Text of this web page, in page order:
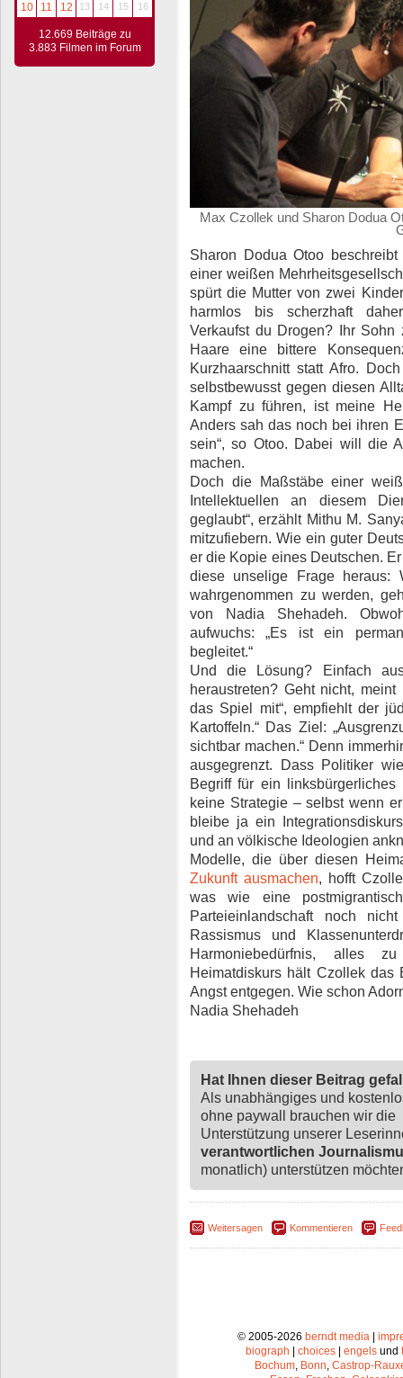
10
11 12 13 14 15 16
12.669 Beiträge zu
3.883 Filmen im Forum
Max Czollek und Sharon Dodua
Sharon Dodua Otoo
einer weißen
spürt die Mutter von zwei
harmlos bis scherzhaft
Verkaufst du Drogen? Ihr
Haare eine bittere
Kurzhaarschnitt statt Afro.
selbstbewusst gegen diesen
Kampf zu führen, ist meine
Anders sah das noch bei ihren
sein“, so Otoo. Dabei will die
machen.
Doch die Maßstäbe einer
Intellektuellen an diesem
geglaubt“, erzählt Mithu M.
mitzufiebern. Wie ein guter
er die Kopie eines Deutschen.
diese unselige Frage heraus:
wahrgenommen zu werden,
von Nadia Shehadeh.
aufwuchs: „Es ist ein
begleitet.“
Und die Lösung? Einfach
heraustreten? Geht nicht,
das Spiel mit“, empfiehlt der
Kartoffeln.“ Das Ziel:
sichtbar machen.“ Denn
ausgegrenzt. Dass Politiker
Begriff für ein
keine Strategie – selbst wenn
bleibe ja ein
und an völkische Ideologien
Modelle, die über diesen
Zukunft ausmachen, hofft
was wie eine
Parteieinlandschaft noch
Rassismus und
Harmoniebedürfnis, alles
Heimatdiskurs hält Czollek
Angst entgegen. Wie schon
Nadia Shehadeh
Hat Ihnen dieser Beitrag
Als unabhängiges und
ohne paywall brauchen wir die
Unterstützung unserer
verantwortlichen
monatlich) unterstützen
Weitersagen Kommentieren
© 2005-2026 berndt media|
biograph
choices engels und
Bochum, Bonn, Castrop-